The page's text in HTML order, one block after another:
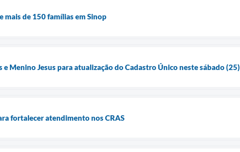
mais de 150 famílias em Sinop
Menino Jesus para atualização do Cadastro Único neste sábado (25)
fortalecer atendimento nos CRAS